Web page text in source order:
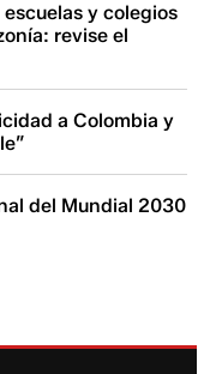
y colegios
revise el
a Colombia y
del Mundial 2030